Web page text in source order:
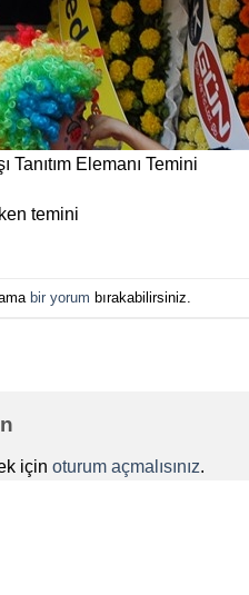
Tanıtım Elemanı Temini
temini
bir yorum bırakabilirsiniz.
için oturum açmalısınız.